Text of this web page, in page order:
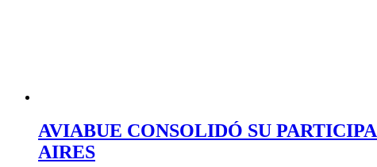
AVIABUE CONSOLIDÓ SU
AIRES